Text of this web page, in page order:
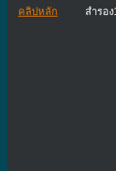
คลิปหลัก สำรอง